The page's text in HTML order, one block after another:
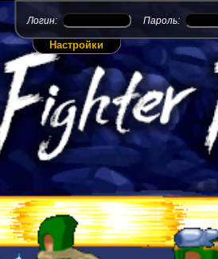
Логин: Пароль:
Настройки